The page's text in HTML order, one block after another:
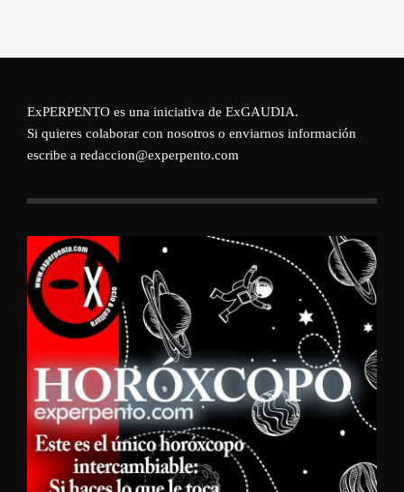
ExPERPENTO es una iniciativa de ExGAUDIA.
Si quieres colaborar con nosotros o enviarnos información
escribe a redaccion@experpento.com